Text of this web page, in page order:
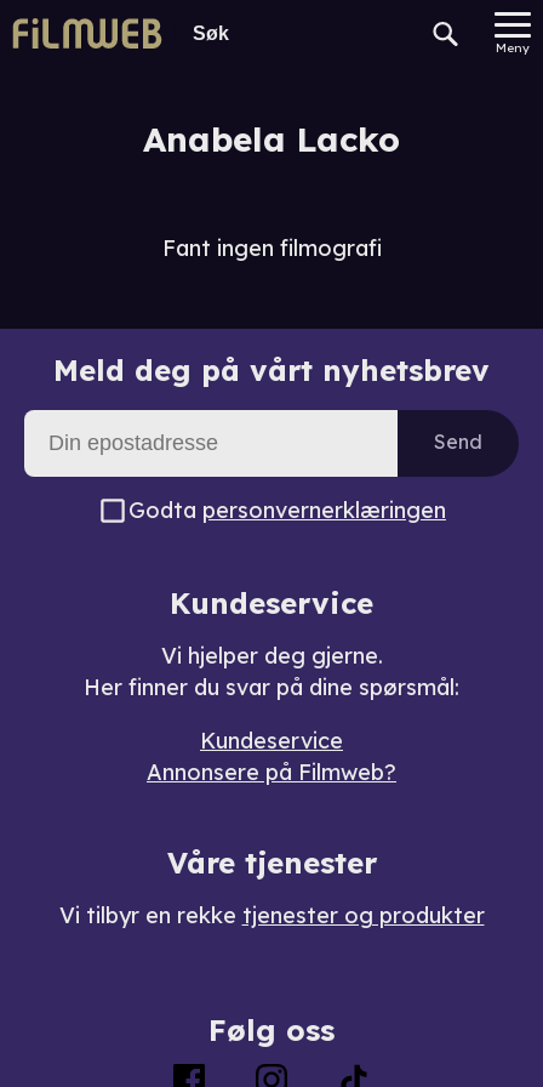
Meny
Anabela Lacko
Fant ingen filmografi
Meld deg på vårt nyhetsbrev
Send
Godta personvernerklæringen
Kundeservice
Vi hjelper deg gjerne.
Her finner du svar på dine spørsmål:
Kundeservice
Annonsere på Filmweb?
Våre tjenester
Vi tilbyr en rekke tjenester og produkter
Følg oss